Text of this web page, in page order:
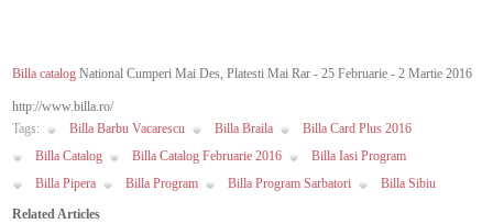
Billa catalog National Cumperi Mai Des, Platesti Mai Rar - 25 Februarie - 2 Martie 2016
http://www.billa.ro/
Tags:
Billa Barbu Vacarescu Billa Braila
Billa Card Plus 2016
Billa Catalog
Billa Catalog Februarie 2016
Billa Iasi Program
Billa Pipera
Billa Program Billa Program Sarbatori
Billa Sibiu
Related Articles